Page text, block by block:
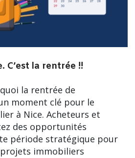
C’est la rentrée !!
la rentrée de
moment clé pour le
à Nice. Acheteurs et
des opportunités
période stratégique pour
immobiliers